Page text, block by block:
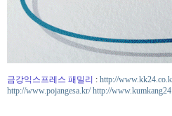
금강익스프레스 패밀리 : http://
http://www.pojangesa.kr/ http://